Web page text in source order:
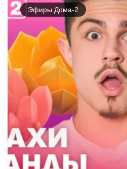
Эфиры Дома-2